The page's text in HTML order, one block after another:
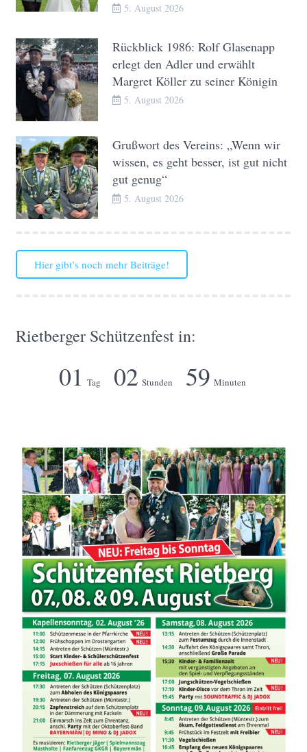
5. August 2026
Rückblick 1986: Rolf Glasenapp
erlegt den Adler und erwählt
Margret Köller zu seiner Königin
5. August 2026
Grußwort des Vereins: „Wenn wir
wissen, es geht besser, ist gut nicht
gut genug“
5. August 2026
Hier gibt’s noch mehr Beiträge!
Rietberger Schützenfest in:
01 Tag 02 Stunden 59 Minuten